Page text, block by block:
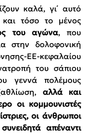
καλά, γι΄ αυτό
και τόσο το μένος
του αγώνα, που
στην δολοφονική
ΕΕ-κεφαλαίου
του σάπιου
γεννά πολέμους
αλλά και
οι κομμουνιστές
οι άνθρωποι
απέναντι